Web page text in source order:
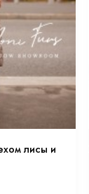
лисы и